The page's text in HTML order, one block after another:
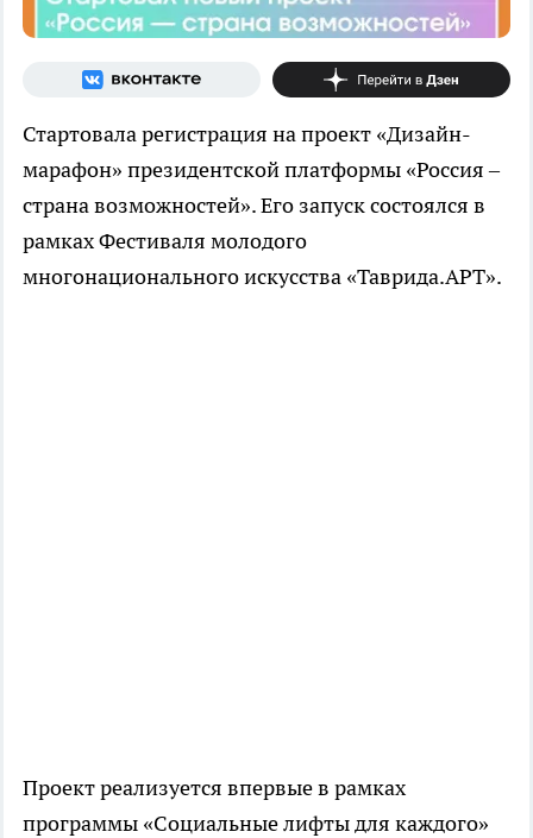
Стартовала регистрация на проект «Дизайн-
марафон» президентской платформы «Россия –
страна возможностей». Его запуск состоялся в
рамках Фестиваля молодого
многонационального искусства «Таврида.АРТ».
Проект реализуется впервые в рамках
программы «Социальные лифты для каждого»